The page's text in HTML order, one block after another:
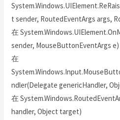
t sender, RoutedEventArgs args,
在
sender, MouseButtonEventArgs e)
在
ndler(Delegate genericHandler,
在
handler, Object target)